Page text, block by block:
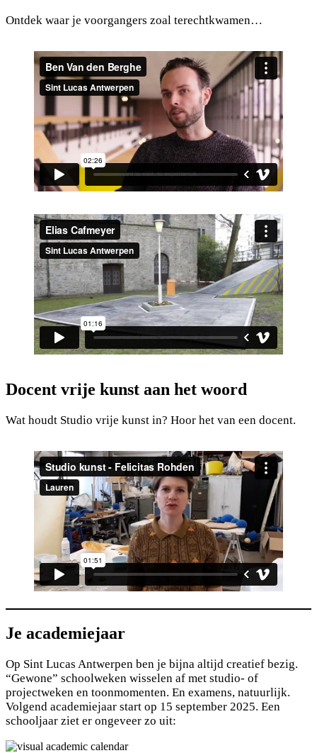
Ontdek waar je voorgangers zoal terechtkwamen…
Docent vrije kunst aan het woord
Wat houdt Studio vrije kunst in? Hoor het van een docent.
Je academiejaar
Op Sint Lucas Antwerpen ben je bijna altijd creatief bezig.
“Gewone” schoolweken wisselen af met studio- of
projectweken en toonmomenten. En examens, natuurlijk.
Volgend academiejaar start op 15 september 2025. Een
schooljaar ziet er ongeveer zo uit: